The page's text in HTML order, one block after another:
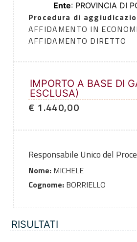
Ente: PROVINCIA DI
Procedura di
AFFIDAMENTO IN
AFFIDAMENTO DIRETTO
IMPORTO A BASE DI
ESCLUSA)
€ 1.440,00
Responsabile Unico del
Nome:MICHELE
Cognome:BORRIELLO
RISULTATI